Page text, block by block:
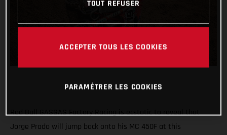
Red Bull GASGAS Factory Racing is ecstatic to reveal that
Jorge Prado will jump back onto his MC 450F at this
TOUT REFUSER
ACCEPTER TOUS LES COOKIES
PARAMÉTRER LES COOKIES